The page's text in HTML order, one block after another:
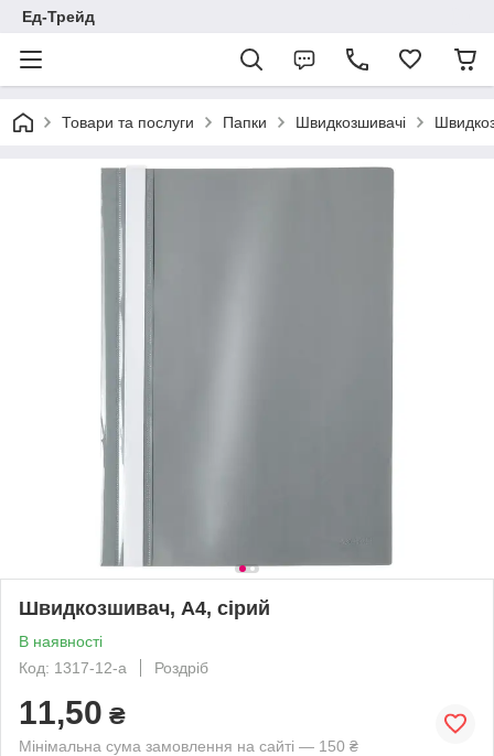
Ед-Трейд
Товари та послуги Папки Швидкозшивачі
Швидкозшивач, А4, сірий
В наявності
Код: 1317-12-a
Роздріб
11,50 ₴
Мінімальна сума замовлення на сайті — 150 ₴